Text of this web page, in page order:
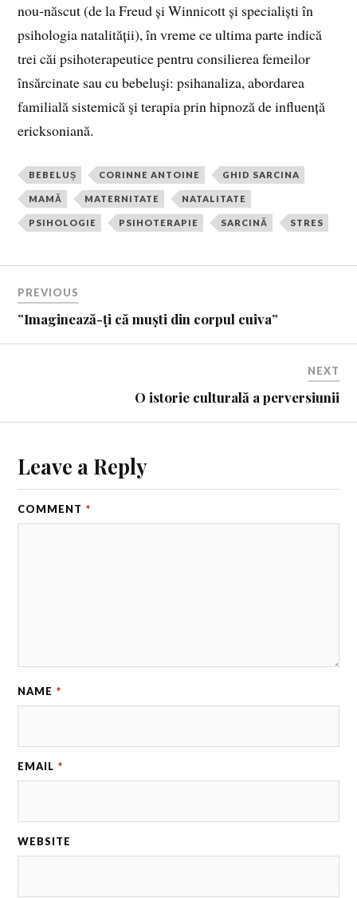
nou‑născut (de la Freud și Winnicott și specialiști în
psihologia natalității), în vreme ce ultima parte indică
trei căi psihoterapeutice pentru consilierea femeilor
însărcinate sau cu bebeluşi: psihanaliza, abordarea
familială sistemică şi terapia prin hipnoză de influență
ericksoniană.
BEBELUȘ CORINNE ANTOINE GHID SARCINA
MAMĂ MATERNITATE NATALITATE
PSIHOLOGIE PSIHOTERAPIE SARCINĂ STRES
PREVIOUS
”Imaginează-ți că muști din corpul cuiva”
NEXT
O istorie culturală a perversiunii
Leave a Reply
COMMENT *
NAME *
EMAIL *
WEBSITE